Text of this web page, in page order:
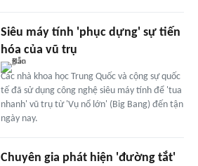
Siêu máy tính 'phục dựng' sự tiến
hóa của vũ trụ
Các nhà khoa học Trung Quốc và cộng sự quốc
tế đã sử dụng công nghệ siêu máy tính để 'tua
nhanh' vũ trụ từ 'Vụ nổ lớn' (Big Bang) đến tận
ngày nay.
Chuyên gia phát hiện 'đường tắt'